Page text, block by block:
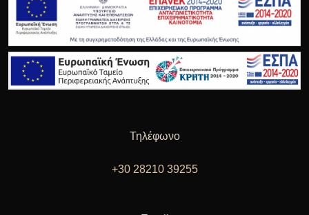
Τηλέφωνο
+30 28210 39255